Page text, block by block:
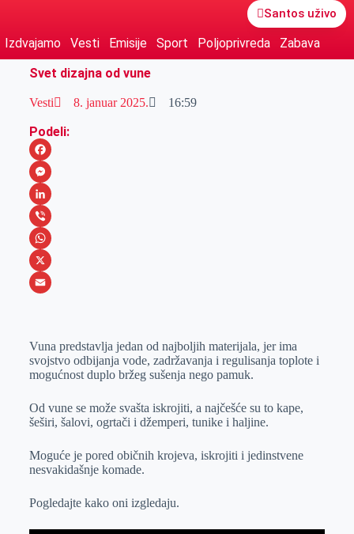
Santos uživo
Izdvajamo Vesti Emisije Sport Poljoprivreda
Zabava
Svet dizajna od vune
Vesti 8. januar 2025. 16:59
Podeli:
F
a
c
e
b
o
M
e
s
s
e
e
r
L
i
n
k
I
n
V
i
b
W
h
s
A
p
X
a
i
Vuna predstavlja jedan od najboljih materijala, jer ima
svojstvo odbijanja vode, zadržavanja i regulisanja toplote i
mogućnost duplo bržeg sušenja nego pamuk.
Od vune se može svašta iskrojiti, a najčešće su to kape,
šeširi, šalovi, ogrtači i džemperi, tunike i haljine.
Moguće je pored običnih krojeva, iskrojiti i jedinstvene
nesvakidašnje komade.
Pogledajte kako oni izgledaju.